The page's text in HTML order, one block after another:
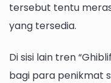
tersebut tentu
yang tersedia.
Di sisi lain tren
bagi para penikmat